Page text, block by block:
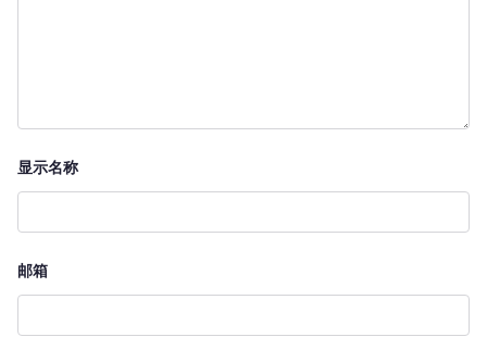
显示名称
邮箱